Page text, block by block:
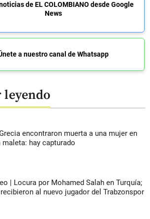
de EL COLOMBIANO desde Google
News
a nuestro canal de Whatsapp
leyendo
encontraron muerta a una mujer en
maleta: hay capturado
| Locura por Mohamed Salah en Turquía;
al nuevo jugador del Trabzonspor